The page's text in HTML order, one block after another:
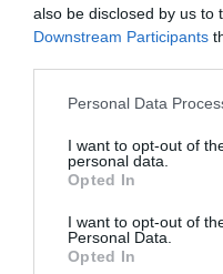
also be disclosed by us to
Downstream Participants
Please note that this
not limited to your visit or
grant or deny consent to
use your data for below
consent section.
Personal Data
I want to opt-out of
personal data.
Opted In
I want to opt-out of
Personal Data.
Opted In
Detalles